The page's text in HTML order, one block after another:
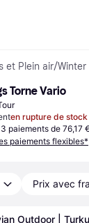
et Plein air/Winter
Torne Vario
en rupture de stock
paiements de 76,17
paiements flexibles*
Prix avec
Outdoor | Turku